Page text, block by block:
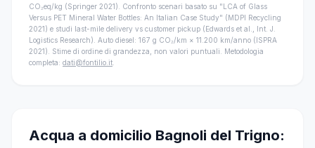
CO₂eq/kg (Springer 2021). Confronto scenari basato su "LCA of Glass
Versus PET Mineral Water Bottles: An Italian Case Study" (MDPI Recycling
2021) e studi last-mile delivery vs customer pickup (Edwards et al., Int. J.
Logistics Research). Auto diesel: 167 g CO₂/km × 11.200 km/anno (ISPRA
2021). Stime di ordine di grandezza, non valori puntuali. Metodologia
completa: dati@fontilio.it
Acqua a domicilio Bagnoli del Trigno: